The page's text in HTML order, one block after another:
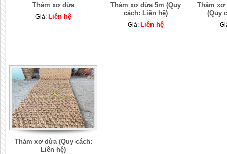
Thảm xơ dừa
Giá: Liên hệ
Thảm xơ dừa 5m (Quy
cách: Liên hệ)
Giá: Liên hệ
Thảm
(Quy
Thảm xơ dừa (Quy cách:
Liên hệ)